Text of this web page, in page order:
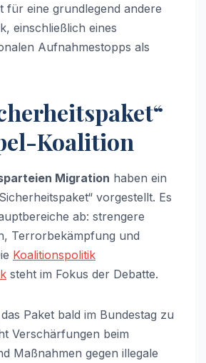
für eine grundlegend andere
einschließlich eines
Aufnahmestopps als
Koalition
Migration haben ein
vorgestellt. Es
ab: strengere
Terrorbekämpfung und
Koalitionspolitik
steht im Fokus der Debatte.
Paket bald im Bundestag zu
Verschärfungen beim
Maßnahmen gegen illegale